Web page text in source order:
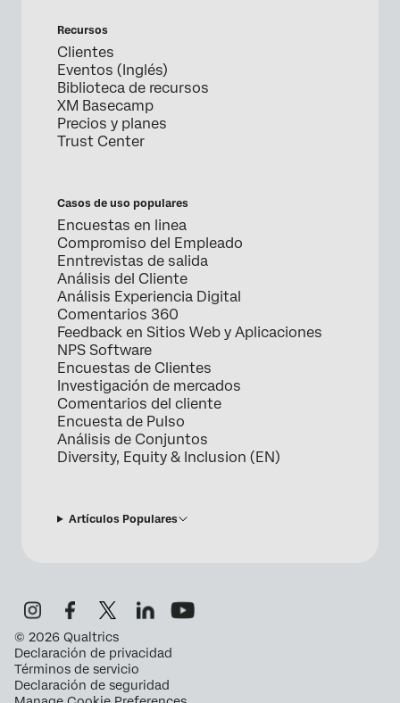
Recursos
Clientes
Eventos (Inglés)
Biblioteca de recursos
XM Basecamp
Precios y planes
Trust Center
Casos de uso populares
Encuestas en linea
Compromiso del Empleado
Enntrevistas de salida
Análisis del Cliente
Análisis Experiencia Digital
Comentarios 360
Feedback en Sitios Web y Aplicaciones
NPS Software
Encuestas de Clientes
Investigación de mercados
Comentarios del cliente
Encuesta de Pulso
Análisis de Conjuntos
Diversity, Equity & Inclusion (EN)
Artículos Populares
© 2026 Qualtrics
Declaración de privacidad
Términos de servicio
Declaración de seguridad